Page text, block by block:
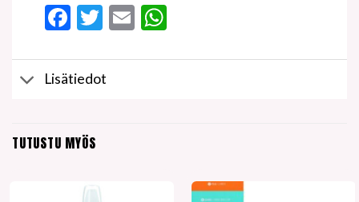
Facebook
Twitter
EmailWhatsApp
Lisätiedot
TUTUSTU MYÖS